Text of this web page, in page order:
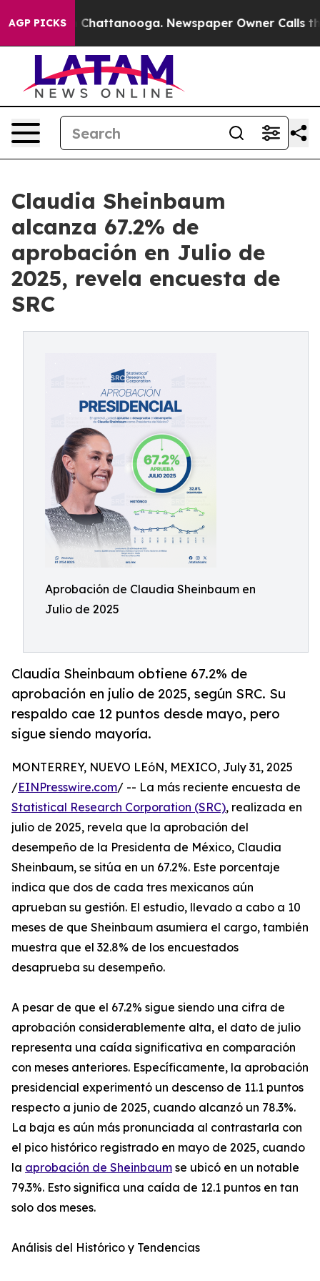
AGP PICKSin Chattanooga. Newspaper Owner Calls the
Claudia Sheinbaum
alcanza 67.2% de
aprobación en Julio de
2025, revela encuesta de
SRC
Aprobación de Claudia Sheinbaum en
Julio de 2025
Claudia Sheinbaum obtiene 67.2% de
aprobación en julio de 2025, según SRC. Su
respaldo cae 12 puntos desde mayo, pero
sigue siendo mayoría.
MONTERREY, NUEVO LEóN, MEXICO, July 31, 2025
/EINPresswire.com/ -- La más reciente encuesta de
Statistical Research Corporation (SRC), realizada en
julio de 2025, revela que la aprobación del
desempeño de la Presidenta de México, Claudia
Sheinbaum, se sitúa en un 67.2%. Este porcentaje
indica que dos de cada tres mexicanos aún
aprueban su gestión. El estudio, llevado a cabo a 10
meses de que Sheinbaum asumiera el cargo, también
muestra que el 32.8% de los encuestados
desaprueba su desempeño.
A pesar de que el 67.2% sigue siendo una cifra de
aprobación considerablemente alta, el dato de julio
representa una caída significativa en comparación
con meses anteriores. Específicamente, la aprobación
presidencial experimentó un descenso de 11.1 puntos
respecto a junio de 2025, cuando alcanzó un 78.3%.
La baja es aún más pronunciada al contrastarla con
el pico histórico registrado en mayo de 2025, cuando
la aprobación de Sheinbaum se ubicó en un notable
79.3%. Esto significa una caída de 12.1 puntos en tan
solo dos meses.
Análisis del Histórico y Tendencias